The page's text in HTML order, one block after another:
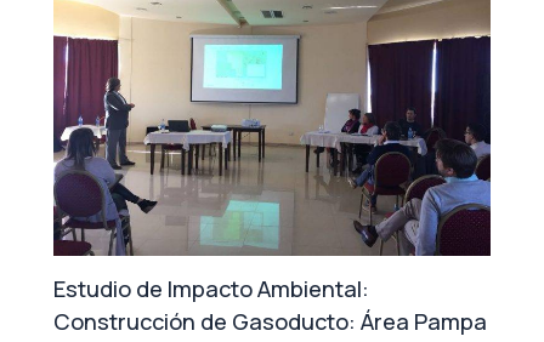
Estudio de Impacto Ambiental:
Construcción de Gasoducto: Área Pampa